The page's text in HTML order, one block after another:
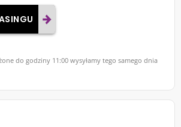
do godziny 11:00 wysyłamy tego samego dnia